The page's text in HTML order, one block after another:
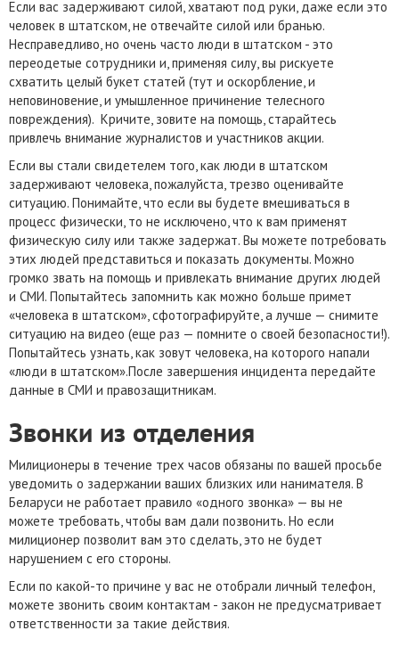
Если вас задерживают силой, хватают под руки, даже если это
человек в штатском, не отвечайте силой или бранью.
Несправедливо, но очень часто люди в штатском - это
переодетые сотрудники и, применяя силу, вы рискуете
схватить целый букет статей (тут и оскорбление, и
неповиновение, и умышленное причинение телесного
повреждения). Кричите, зовите на помощь, старайтесь
привлечь внимание журналистов и участников акции.
Если вы стали свидетелем того, как люди в штатском
задерживают человека, пожалуйста, трезво оценивайте
ситуацию. Понимайте, что если вы будете вмешиваться в
процесс физически, то не исключено, что к вам применят
физическую силу или также задержат. Вы можете потребовать
этих людей представиться и показать документы. Можно
громко звать на помощь и привлекать внимание других людей
и СМИ. Попытайтесь запомнить как можно больше примет
«человека в штатском», сфотографируйте, а лучше — снимите
ситуацию на видео (еще раз — помните о своей безопасности!).
Попытайтесь узнать, как зовут человека, на которого напали
«люди в штатском».После завершения инцидента передайте
данные в СМИ и правозащитникам.
Звонки из отделения
Милиционеры в течение трех часов обязаны по вашей просьбе
уведомить о задержании ваших близких или нанимателя. В
Беларуси не работает правило «одного звонка» — вы не
можете требовать, чтобы вам дали позвонить. Но если
милиционер позволит вам это сделать, это не будет
нарушением с его стороны.
Если по какой-то причине у вас не отобрали личный телефон,
можете звонить своим контактам - закон не предусматривает
ответственности за такие действия.